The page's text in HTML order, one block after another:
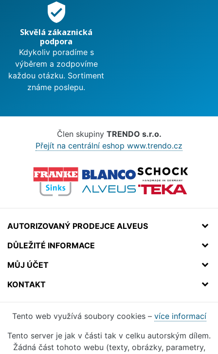
verified_user
Skvělá zákaznická
podpora
Kdykoliv poradíme s
výběrem a zodpovíme
každou otázku. Sortiment
známe poslepu.
Člen skupiny TRENDO s.r.o.
Přejít na centrální eshop www.trendo.cz
AUTORIZOVANÝ PRODEJCE ALVEUS
DŮLEŽITÉ INFORMACE
MŮJ ÚČET
KONTAKT
Tento web využívá soubory cookies – více informací
Tento server je jak v části tak v celku autorským dílem.
Žádná část tohoto webu (texty, obrázky, parametry,